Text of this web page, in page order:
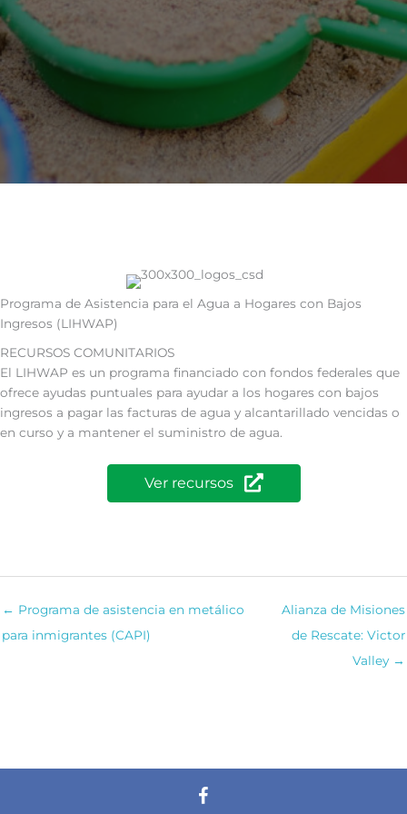
Programa de Asistencia para el Agua a Hogares con Bajos
Ingresos (LIHWAP)
RECURSOS COMUNITARIOS
El LIHWAP es un programa financiado con fondos federales que
ofrece ayudas puntuales para ayudar a los hogares con bajos
ingresos a pagar las facturas de agua y alcantarillado vencidas o
en curso y a mantener el suministro de agua.
Ver recursos
← Programa de asistencia en metálico
para inmigrantes (CAPI)
Alianza de Misiones
de Rescate: Victor
Valley →